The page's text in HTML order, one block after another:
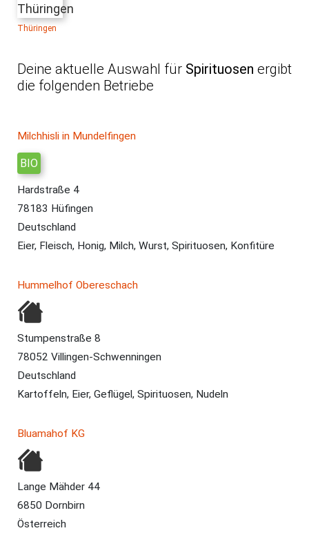
Thüringen
Deine aktuelle Auswahl für Spirituosen ergibt
die folgenden Betriebe
Milchhisli in Mundelfingen
BIO
Hardstraße 4
78183 Hüfingen
Deutschland
Eier, Fleisch, Honig, Milch, Wurst, Spirituosen, Konfitüre
Hummelhof Obereschach
Stumpenstraße 8
78052 Villingen-Schwenningen
Deutschland
Kartoffeln, Eier, Geflügel, Spirituosen, Nudeln
Bluamahof KG
Lange Mähder 44
6850 Dornbirn
Österreich